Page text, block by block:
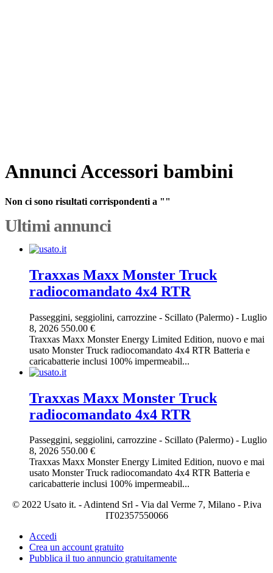
Annunci Accessori bambini
Non ci sono risultati corrispondenti a ""
Ultimi annunci
Traxxas Maxx Monster Truck
radiocomandato 4x4 RTR
Passeggini, seggiolini, carrozzine - Scillato (Palermo) - Luglio
8, 2026 550.00 €
Traxxas Maxx Monster Energy Limited Edition, nuovo e mai
usato Monster Truck radiocomandato 4x4 RTR Batteria e
caricabatterie inclusi 100% impermeabil...
Traxxas Maxx Monster Truck
radiocomandato 4x4 RTR
Passeggini, seggiolini, carrozzine - Scillato (Palermo) - Luglio
8, 2026 550.00 €
Traxxas Maxx Monster Energy Limited Edition, nuovo e mai
usato Monster Truck radiocomandato 4x4 RTR Batteria e
caricabatterie inclusi 100% impermeabil...
© 2022 Usato it. - Adintend Srl - Via dal Verme 7, Milano - P.iva
IT02357550066
Accedi
Crea un account gratuito
Pubblica il tuo annuncio gratuitamente